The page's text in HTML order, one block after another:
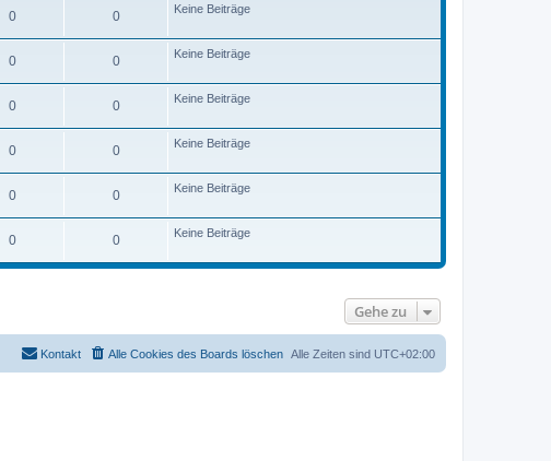
r
g
B
i
t
a
g
e
e
0 0 Keine Beiträge
0 0 Keine Beiträge
0 0 Keine Beiträge
0 0 Keine Beiträge
0 0 Keine Beiträge
0 0 Keine Beiträge
Gehe zu
Alle Zeiten sind UTC+02:00
Alle Cookies des Boards löschen
Kontakt